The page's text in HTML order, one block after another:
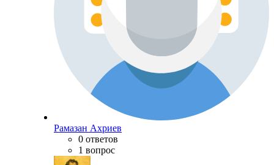
Рамазан Ахриев
0 ответов
1 вопрос